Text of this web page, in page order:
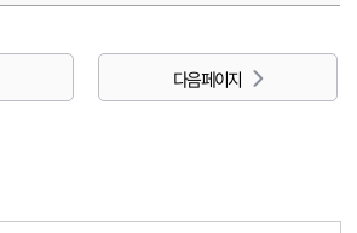
다음 페이지